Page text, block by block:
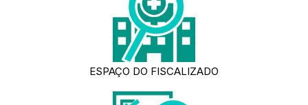
ESPAÇO DO FISCALIZADO